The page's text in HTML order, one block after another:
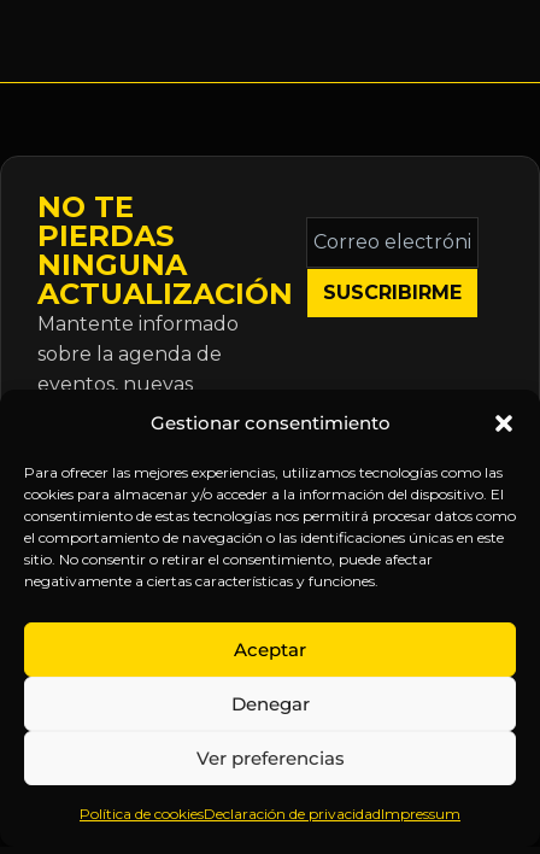
Gestionar consentimiento
Para ofrecer las mejores experiencias, utilizamos tecnologías como las
cookies para almacenar y/o acceder a la información del dispositivo. El
consentimiento de estas tecnologías nos permitirá procesar datos como
el comportamiento de navegación o las identificaciones únicas en este
sitio. No consentir o retirar el consentimiento, puede afectar
negativamente a ciertas características y funciones.
Aceptar
Denegar
Ver preferencias
Política de cookiesDeclaración de privacidadImpressum
NO TE
PIERDAS
NINGUNA
ACTUALIZACIÓN
Mantente informado
sobre la agenda de
eventos, nuevas
publicaciones y
suscripción.
Correo
electrónico
*
Inteligencia
Anticipándonos
EXPLORA
Inicio
Sobre
Contenido
Webinars
LEGAL
Política
de
Términos y
Aviso
SÍGUENOS